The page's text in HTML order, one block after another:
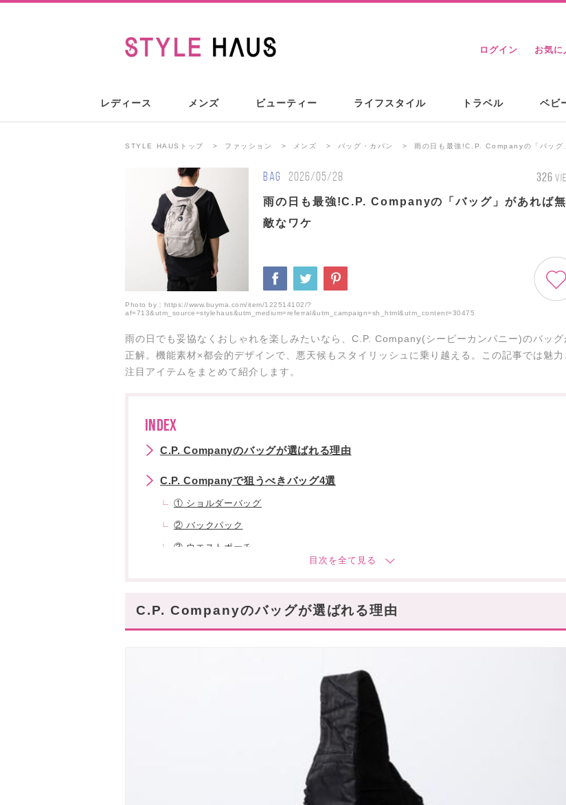
ログイン お気に
レディース メンズ ビューティー ライフスタイル トラベル ベビ
STYLE HAUSトップ ファッション メンズ バッグ・カバン 雨の日も最強!C.P. Companyの「バッグ
BAG 2026/05/28 326
雨の日も最強!C.P. Companyの「バッグ」があれば無
敵なワケ
Photo by： https://www.buyma.com/item/122514102/?
af=713&utm_source=stylehaus&utm_medium=referral&utm_campaign=sh_html&utm_content=30475
雨の日でも妥協なくおしゃれを楽しみたいなら、C.P. Company(シーピーカンパニー)のバッグ
正解。機能素材×都会的デザインで、悪天候もスタイリッシュに乗り越える。この記事では魅力
注目アイテムをまとめて紹介します。
INDEX
C.P. Companyのバッグが選ばれる理由
C.P. Companyで狙うべきバッグ4選
① ショルダーバッグ
② バックパック
③ ウエストポーチ
C.P. Companyのバッグが選ばれる理由